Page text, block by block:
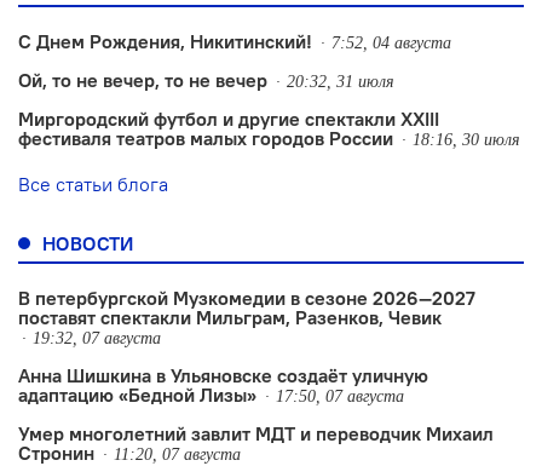
С Днем Рождения, Никитинский! 7:52, 04 августа
Ой, то не вечер, то не вечер 20:32, 31 июля
Миргородский футбол и другие спектакли XXIII
фестиваля театров малых городов России
18:16, 30 июля
Все статьи блога
НОВОСТИ
В петербургской Музкомедии в сезоне 2026—2027
поставят спектакли Мильграм, Разенков, Чевик
19:32, 07 августа
Анна Шишкина в Ульяновске создаëт уличную
адаптацию «Бедной Лизы»
17:50, 07 августа
Умер многолетний завлит МДТ и переводчик Михаил
Стронин
11:20, 07 августа